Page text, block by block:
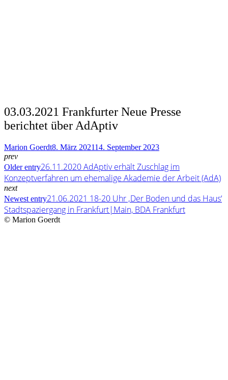
03.03.2021 Frankfurter Neue Presse
berichtet über AdAptiv
Author
Marion Goerdt8. März 202114. September 2023
prev
Older entry26.11.2020 AdAptiv erhält Zuschlag im
Konzeptverfahren um ehemalige Akademie der Arbeit (AdA)
next
Newest entry21.06.2021 18-20 Uhr ‚Der Boden und das Haus‘
Stadtspaziergang in Frankfurt|Main, BDA Frankfurt
© Marion Goerdt